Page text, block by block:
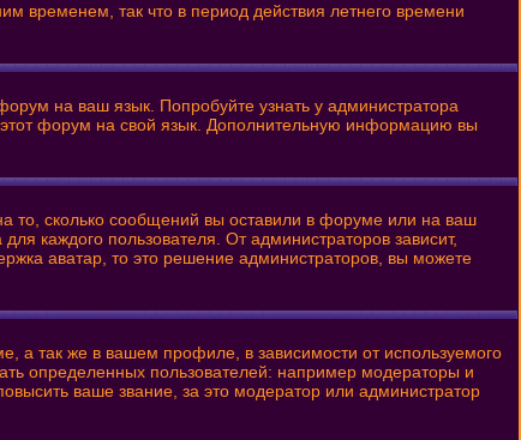
временем, так что в период действия летнего времени
на ваш язык. Попробуйте узнать у администратора
форум на свой язык. Дополнительную информацию вы
то, сколько сообщений вы оставили в форуме или на ваш
каждого пользователя. От администраторов зависит,
аватар, то это решение администраторов, вы можете
а так же в вашем профиле, в зависимости от используемого
определенных пользователей: например модераторы и
ваше звание, за это модератор или администратор